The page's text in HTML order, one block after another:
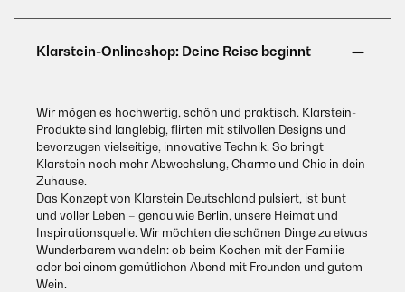
Wir mögen es hochwertig, schön und praktisch. Klarstein-
Produkte sind langlebig, flirten mit stilvollen Designs und
bevorzugen vielseitige, innovative Technik. So bringt
Klarstein noch mehr Abwechslung, Charme und Chic in dein
Zuhause.
Das Konzept von Klarstein Deutschland pulsiert, ist bunt
und voller Leben – genau wie Berlin, unsere Heimat und
Inspirationsquelle. Wir möchten die schönen Dinge zu etwas
Wunderbarem wandeln: ob beim Kochen mit der Familie
oder bei einem gemütlichen Abend mit Freunden und gutem
Wein.